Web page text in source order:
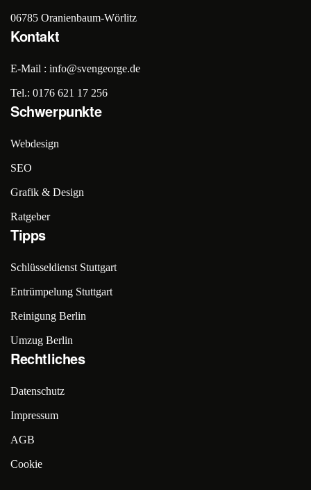
06785 Oranienbaum-Wörlitz
Kontakt
E-Mail : info@svengeorge.de
Tel.: 0176 621 17 256
Schwerpunkte
Webdesign
SEO
Grafik & Design
Ratgeber
Tipps
Schlüsseldienst Stuttgart
Entrümpelung Stuttgart
Reinigung Berlin
Umzug Berlin
Rechtliches
Datenschutz
Impressum
AGB
Cookie